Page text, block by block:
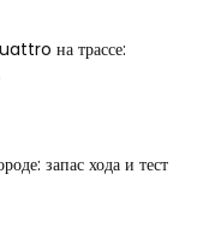
на трассе:
запас хода и тест